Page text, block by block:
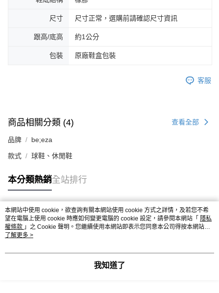
尺寸 尺寸正常，選購前請確認尺寸資訊
跟高/底高 約1公分
包裝 原廠鞋盒包裝
客服
商品相關分類 (4) 查看全部
品牌 be;eza
款式 球鞋、休閒鞋
本分類熱銷全站排行
熱門標籤
本網站中使用 cookie，欲查詢有關本網站使用 cookie 方式之詳情，及若您不希
望在電腦上使用 cookie 時應如何變更電腦的 cookie 設定，請參閱本網站「 隱私
權條款 」之 Cookie 聲明。您繼續使用本網站即表示您同意本公司得按本網站使
用條款之 Cookie 聲明使用 cookie。
了解更多 >
我知道了